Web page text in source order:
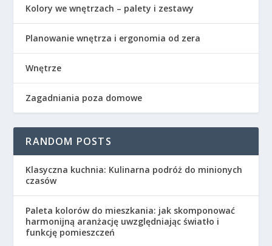
Kolory we wnętrzach – palety i zestawy
Planowanie wnętrza i ergonomia od zera
Wnętrze
Zagadniania poza domowe
RANDOM POSTS
Klasyczna kuchnia: Kulinarna podróż do minionych
czasów
Paleta kolorów do mieszkania: jak skomponować
harmonijną aranżację uwzględniając światło i
funkcję pomieszczeń